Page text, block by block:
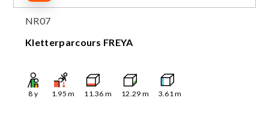
NR07
Kletterparcours FREYA
8 y 1.95 m 11.36 m 12.29 m 3.61m